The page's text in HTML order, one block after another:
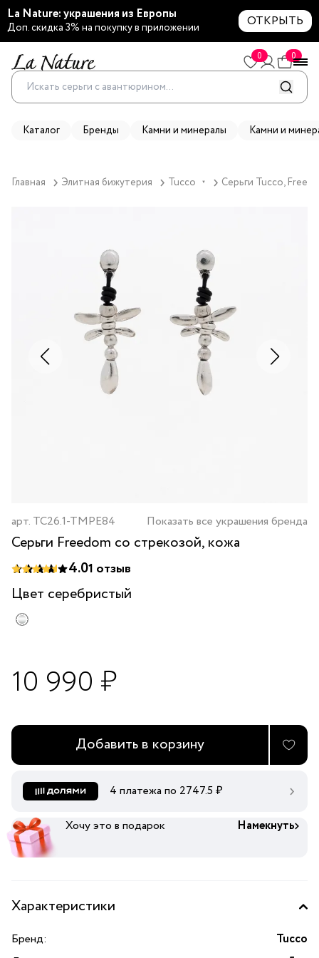
La Nature: украшения из Европы
Доп. скидка 3% на покупку в приложении ОТКРЫТЬ
0 0
Каталог Бренды Камни и минералы Камни и
Главная Элитная бижутерия Tucco ▼ Серьги Tucco,
арт. TC26.1-TMPE84 Показать все украшения бренда
Серьги Freedom со стрекозой, кожа
4.01 отзыв
Цвет серебристый
10 990 ₽
Добавить в корзину
4 платежа по 2747.5 ₽
Хочу это в подарок Намекнуть
Характеристики
Бренд:
Tucco